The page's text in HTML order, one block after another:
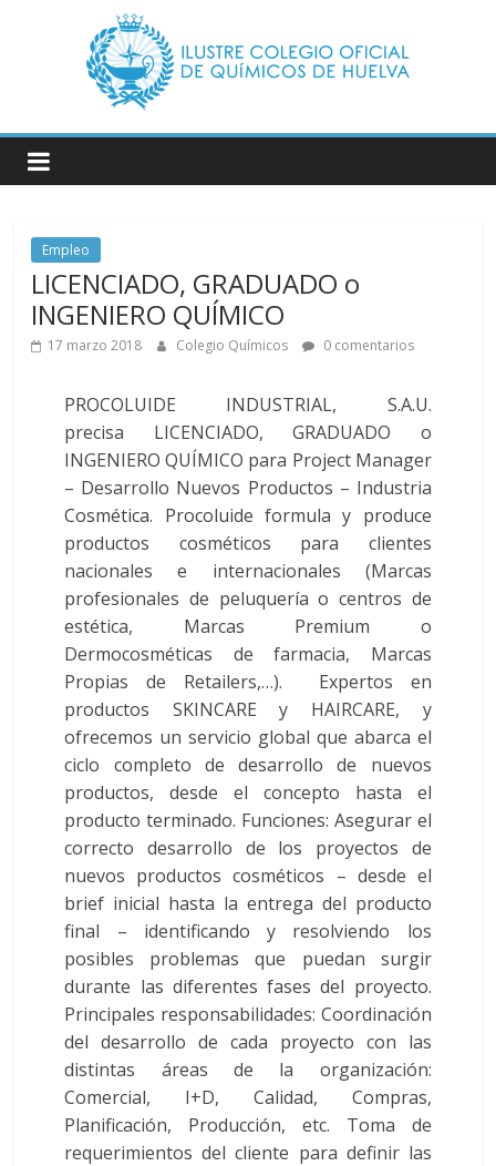
Ilustre
Colegio
Oficial
de
Químicos
–
Huelva
Página
Ilustre
Colegio
Químicos
Huelva
Empleo
LICENCIADO, GRADUADO o
INGENIERO QUÍMICO
17 marzo 2018 Colegio Químicos 0 comentarios
PROCOLUIDE INDUSTRIAL, S.A.U.
precisa LICENCIADO, GRADUADO o
INGENIERO QUÍMICO para Project Manager
– Desarrollo Nuevos Productos – Industria
Cosmética. Procoluide formula y produce
productos cosméticos para clientes
nacionales e internacionales (Marcas
profesionales de peluquería o centros de
estética, Marcas Premium o
Dermocosméticas de farmacia, Marcas
Propias de Retailers,…). Expertos en
productos SKINCARE y HAIRCARE, y
ofrecemos un servicio global que abarca el
ciclo completo de desarrollo de nuevos
productos, desde el concepto hasta el
producto terminado. Funciones: Asegurar el
correcto desarrollo de los proyectos de
nuevos productos cosméticos – desde el
brief inicial hasta la entrega del producto
final – identificando y resolviendo los
posibles problemas que puedan surgir
durante las diferentes fases del proyecto.
Principales responsabilidades: Coordinación
del desarrollo de cada proyecto con las
distintas áreas de la organización:
Comercial, I+D, Calidad, Compras,
Planificación, Producción, etc. Toma de
requerimientos del cliente para definir las